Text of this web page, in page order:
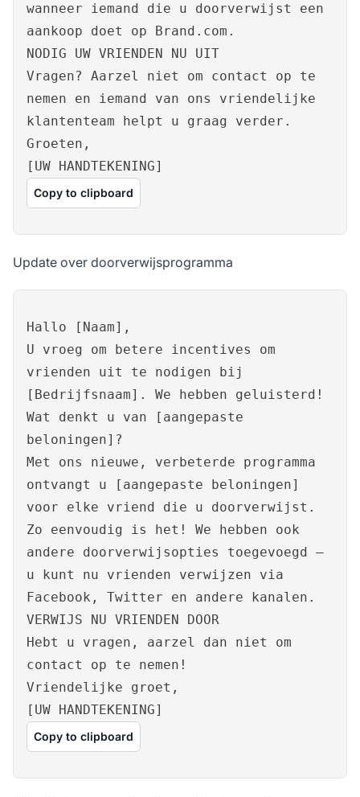
wanneer iemand die u doorverwijst een
aankoop doet op Brand.com.
NODIG UW VRIENDEN NU UIT
Vragen? Aarzel niet om contact op te
nemen en iemand van ons vriendelijke
klantenteam helpt u graag verder.
Groeten,
[UW HANDTEKENING]
Copy to clipboard
Update over doorverwijsprogramma
Hallo [Naam],
U vroeg om betere incentives om
vrienden uit te nodigen bij
[Bedrijfsnaam]. We hebben geluisterd!
Wat denkt u van [aangepaste
beloningen]?
Met ons nieuwe, verbeterde programma
ontvangt u [aangepaste beloningen]
voor elke vriend die u doorverwijst.
Zo eenvoudig is het! We hebben ook
andere doorverwijsopties toegevoegd –
u kunt nu vrienden verwijzen via
Facebook, Twitter en andere kanalen.
VERWIJS NU VRIENDEN DOOR
Hebt u vragen, aarzel dan niet om
contact op te nemen!
Vriendelijke groet,
[UW HANDTEKENING]
Copy to clipboard